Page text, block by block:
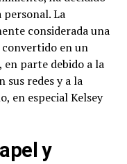
La
considerada una
en un
parte debido a la
sus redes y a la
en especial Kelsey
y